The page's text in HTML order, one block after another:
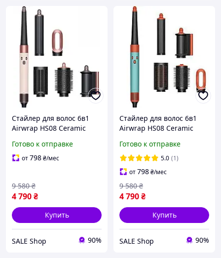
Стайлер для волос 6в1
Airwrap HS08 Ceramic
щетка мультистайлер для
укладки волос,
Готово к отправке
от798₴/мес
4 790₴
9 580 ₴
Купить
SALE Shop 90%
Стайлер для волос 6в1
Airwrap HS08 Ceramic
мультистайлер для
укладки волос,
выпрямитель
Готово к отправке
5.0 (1)
от798₴/мес
4 790₴
9 580 ₴
Купить
SALE Shop 90%